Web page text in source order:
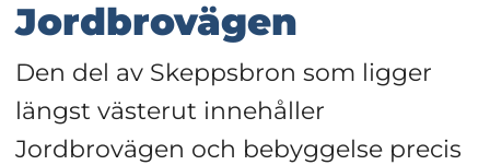
Jordbrovägen
Den del av Skeppsbron som ligger
längst västerut innehåller
Jordbrovägen och bebyggelse precis